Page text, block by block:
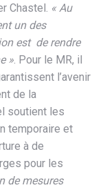
Chastel. « Au
un des
est de rendre
». Pour le MR, il
l’avenir
de la
soutient les
temporaire et
à de
pour les
de mesures